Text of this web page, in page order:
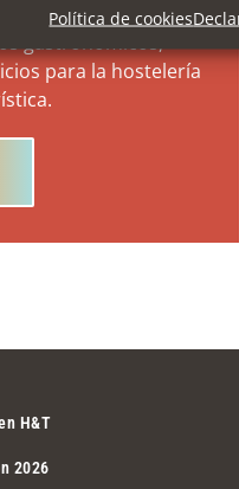
Política de cookies
versátil y variada
gastronómicos,
para la hostelería
H&T
2026